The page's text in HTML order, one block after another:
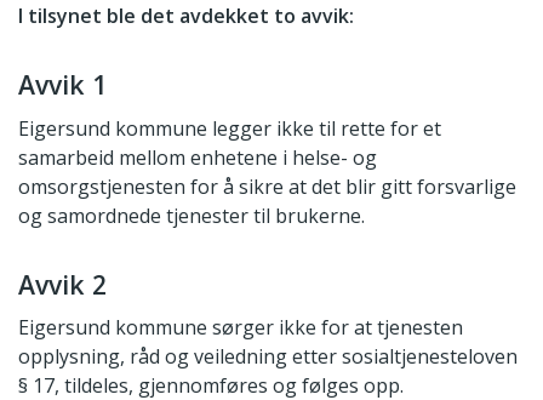
I tilsynet ble det avdekket to avvik:
Avvik 1
Eigersund kommune legger ikke til rette for et
samarbeid mellom enhetene i helse- og
omsorgstjenesten for å sikre at det blir gitt forsvarlige
og samordnede tjenester til brukerne.
Avvik 2
Eigersund kommune sørger ikke for at tjenesten
opplysning, råd og veiledning etter sosialtjenesteloven
§ 17, tildeles, gjennomføres og følges opp.